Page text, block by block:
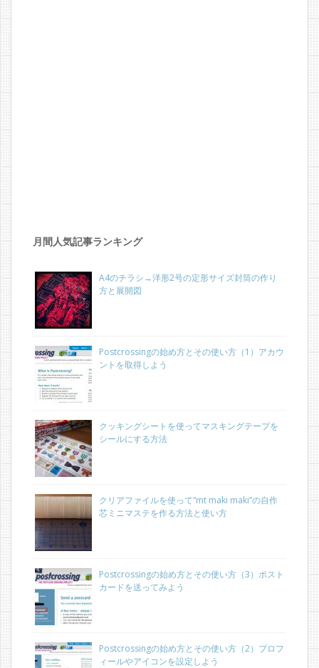
月間人気記事ランキング
A4のチラシ→洋形2号の定形サイズ封筒の作り
方と展開図
Postcrossingの始め方とその使い方（1）アカウ
ントを取得しよう
クッキングシートを使ってマスキングテープを
シールにする方法
クリアファイルを使って“mt maki maki”の自作
芯ミニマステを作る方法と使い方
Postcrossingの始め方とその使い方（3）ポスト
カードを送ってみよう
Postcrossingの始め方とその使い方（2）プロフ
ィールやアイコンを設定しよう